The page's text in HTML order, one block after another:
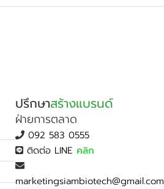
ปรึกษาสร้างแบรนด์
ฝ่ายการตลาด
092 583 0555
ติดต่อ LINE คลิก
marketingsiambiotech@gmail.com